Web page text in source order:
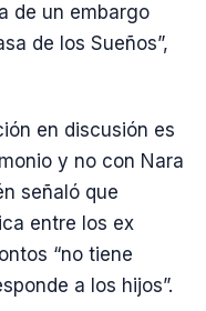
de un embargo
de los Sueños”,
en discusión es
y no con Nara
señaló que
entre los ex
“no tiene
a los hijos”.